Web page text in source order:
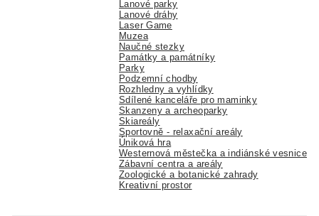
Lanové parky
Lanové dráhy
Laser Game
Muzea
Naučné stezky
Památky a památníky
Parky
Podzemní chodby
Rozhledny a vyhlídky
Sdílené kanceláře pro maminky
Skanzeny a archeoparky
Skiareály
Sportovně - relaxační areály
Úniková hra
Westernová městečka a indiánské vesnice
Zábavní centra a areály
Zoologické a botanické zahrady
Kreativní prostor